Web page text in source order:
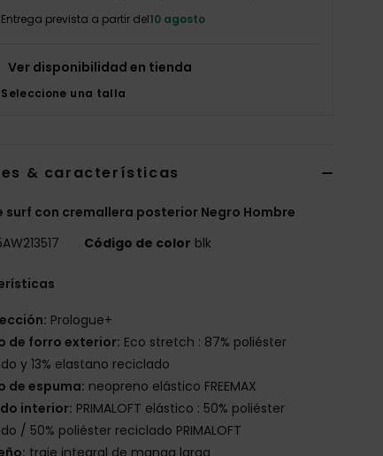
Entrega prevista a partir del10 agosto
Ver disponibilidad en tienda
Seleccione una talla
& características
surf con cremallera posterior Negro Hombre
Código de color blk
Prologue+
de forro exterior: Eco stretch : 87% poliéster
y 13% elastano reciclado
de espuma: neopreno elástico FREEMAX
interior: PRIMALOFT elástico : 50% poliéster
/ 50% poliéster reciclado PRIMALOFT
traje integral de manga larga